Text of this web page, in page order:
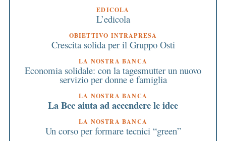
EDICOLA
L’edicola
OBIETTIVO INTRAPRESA
Crescita solida per il Gruppo Osti
LA NOSTRA BANCA
Economia solidale: con la tagesmutter un nuovo
servizio per donne e famiglia
LA NOSTRA BANCA
La Bcc aiuta ad accendere le idee
LA NOSTRA BANCA
Un corso per formare tecnici “green”